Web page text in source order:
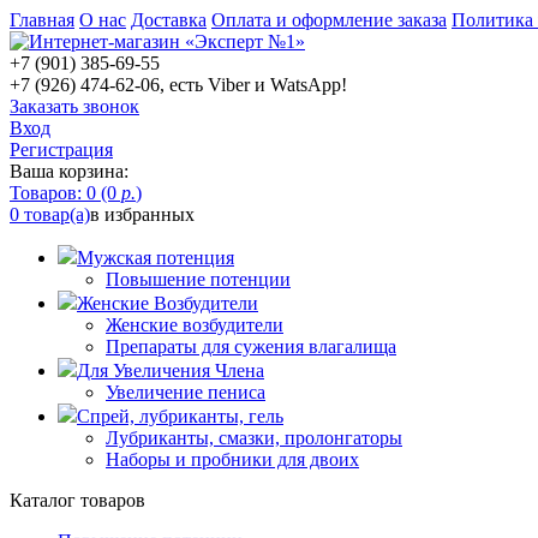
Главная О нас Доставка Оплата и оформление заказа Политика
+7 (901) 385-69-55
+7 (926) 474-62-06, есть Viber и WatsApp!
Заказать звонок
Вход
Регистрация
Ваша корзина:
Товаров: 0 (0 р.)
0 товар(а)в избранных
Мужская потенция
Повышение потенции
Женские Возбудители
Женские возбудители
Препараты для сужения влагалища
Для Увеличения Члена
Увеличение пениса
Спрей, лубриканты, гель
Лубриканты, смазки, пролонгаторы
Наборы и пробники для двоих
Каталог товаров